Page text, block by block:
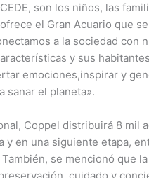
son los niños, las
el Gran Acuario que
a la sociedad con
y sus
emociones,inspirar y
sanar el planeta».
Coppel distribuirá 8 mil
y en una siguiente etapa,
se mencionó que